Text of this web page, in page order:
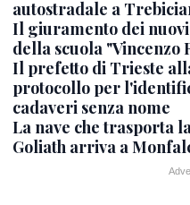
autostradale a
Il giuramento dei
della scuola "Vincenzo
Il prefetto di Trieste
protocollo per
cadaveri senza nome
La nave che trasporta
Goliath arriva a